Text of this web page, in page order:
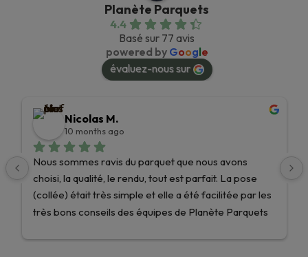
Planète Parquets
4.4
Basé sur 77 avis
powered by Google
évaluez-nous sur
Nicolas M.
10 months ago
Nous sommes ravis du parquet que nous avons
choisi, la qualité, le rendu, tout est parfait. La pose
(collée) était très simple et elle a été facilitée par les
très bons conseils des équipes de Planète Parquets